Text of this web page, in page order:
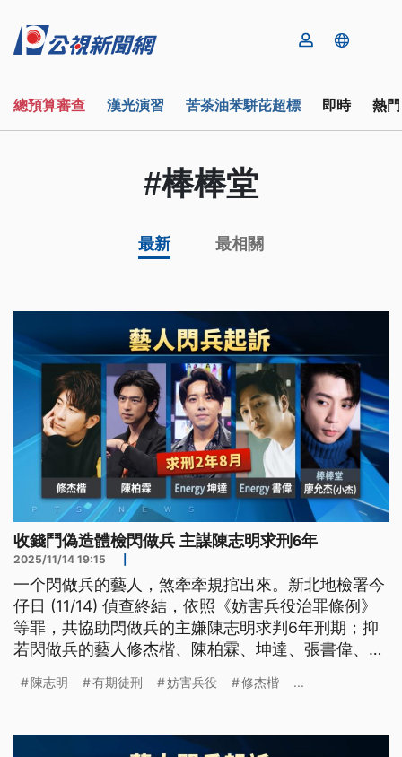
總預算審查 漢光演習 苦茶油苯駢芘超標 即時 熱
#棒棒堂
最新 最相關
收錢鬥偽造體檢閃做兵 主謀陳志明求刑6年
2025/11/14 19:15
一个閃做兵的藝人，煞牽牽規捾出來。新北地檢署今
仔日 (11/14) 偵查終結，依照《妨害兵役治罪條例》
等罪，共協助閃做兵的主嫌陳志明求判6年刑期；抑
若閃做兵的藝人修杰楷、陳柏霖、坤達、張書偉、小
為台語文）
陳志明 有期徒刑 妨害兵役 修杰楷 ...